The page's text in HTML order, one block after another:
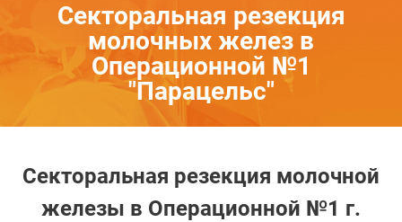
Секторальная резекция
молочных желез в
Операционной №1
"Парацельс"
Секторальная резекция молочной
железы в Операционной №1 г.